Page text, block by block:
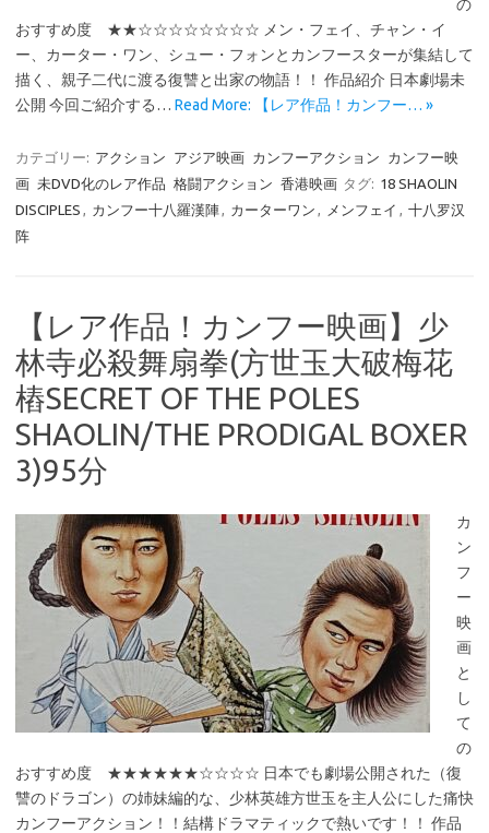
の
おすすめ度 ★★☆☆☆☆☆☆☆☆ メン・フェイ、チャン・イ
ー、カーター・ワン、シュー・フォンとカンフースターが集結して
描く、親子二代に渡る復讐と出家の物語！！ 作品紹介 日本劇場未
公開 今回ご紹介する… Read More: 【レア作品！カンフー… »
カテゴリー: アクション アジア映画 カンフーアクション
カンフー映
画 未DVD化のレア作品 格闘アクション 香港映画 タグ: 18 SHAOLIN
DISCIPLES , カンフー十八羅漢陣, カーターワン , メンフェイ , 十八罗汉
阵
【レア作品！カンフー映画】少
林寺必殺舞扇拳(方世玉大破梅花
樁SECRET OF THE POLES
SHAOLIN/THE PRODIGAL BOXER
3)95分
カ
ン
フ
ー
映
画
と
し
て
の
おすすめ度 ★★★★★★☆☆☆☆ 日本でも劇場公開された（復
讐のドラゴン）の姉妹編的な、少林英雄方世玉を主人公にした痛快
カンフーアクション！！結構ドラマティックで熱いです！！ 作品